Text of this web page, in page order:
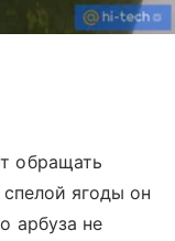
обращать
ягоды он
арбуза не